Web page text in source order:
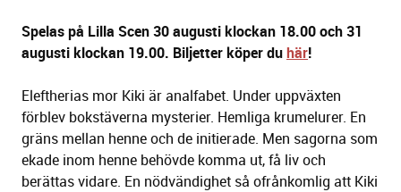
Spelas på Lilla Scen 30 augusti klockan 18.00 och 31
augusti klockan 19.00. Biljetter köper duhär!
Eleftherias mor Kiki är analfabet. Under uppväxten
förblev bokstäverna mysterier. Hemliga krumelurer. En
gräns mellan henne och de initierade. Men sagorna som
ekade inom henne behövde komma ut, få liv och
berättas vidare. En nödvändighet så ofrånkomlig att Kiki